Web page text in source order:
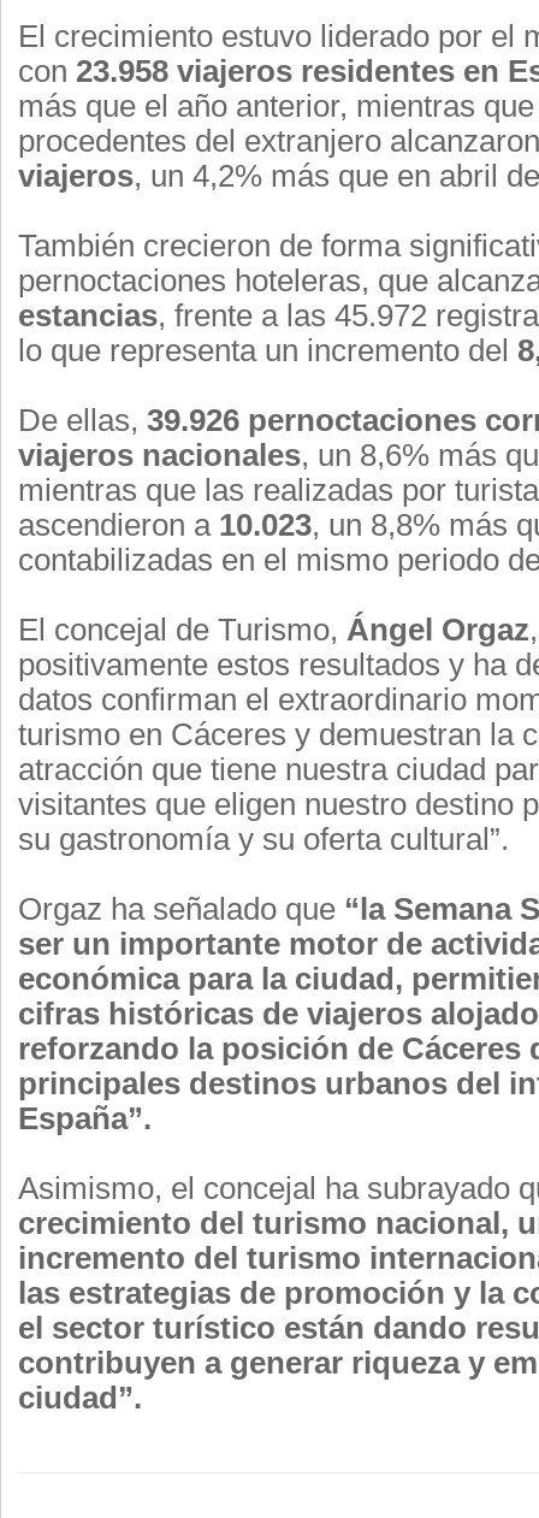
El crecimiento estuvo liderado por el
con 23.958 viajeros residentes en
más que el año anterior, mientras
procedentes del extranjero
viajeros, un 4,2% más que en abril
También crecieron de forma
pernoctaciones hoteleras, que
estancias, frente a las 45.972
lo que representa un incremento del
De ellas, 39.926 pernoctaciones
viajeros nacionales, un 8,6% más
mientras que las realizadas por
ascendieron a 10.023, un 8,8% más
contabilizadas en el mismo periodo
El concejal de Turismo, Ángel Orgaz
positivamente estos resultados y ha
datos confirman el extraordinario
turismo en Cáceres y demuestran la
atracción que tiene nuestra ciudad
visitantes que eligen nuestro destino
su gastronomía y su oferta cultural”.
Orgaz ha señalado que “la Semana
ser un importante motor de
económica para la ciudad,
cifras históricas de viajeros
reforzando la posición de Cáceres
principales destinos urbanos del
España”.
Asimismo, el concejal ha subrayado
crecimiento del turismo nacional,
incremento del turismo
las estrategias de promoción y la
el sector turístico están dando
contribuyen a generar riqueza y
ciudad”.